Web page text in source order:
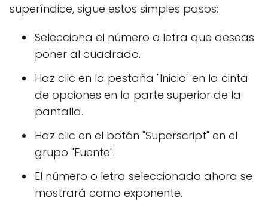
superíndice, sigue estos simples pasos:
Selecciona el número o letra que deseas
poner al cuadrado.
Haz clic en la pestaña "Inicio" en la cinta
de opciones en la parte superior de la
pantalla.
Haz clic en el botón "Superscript" en el
grupo "Fuente".
El número o letra seleccionado ahora se
mostrará como exponente.